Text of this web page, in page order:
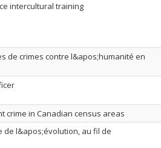
intercultural training
de crimes contre l&apos;humanité en
crime in Canadian census areas
de l&apos;évolution, au fil de